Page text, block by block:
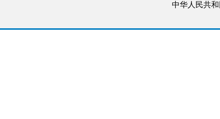
中华人民共